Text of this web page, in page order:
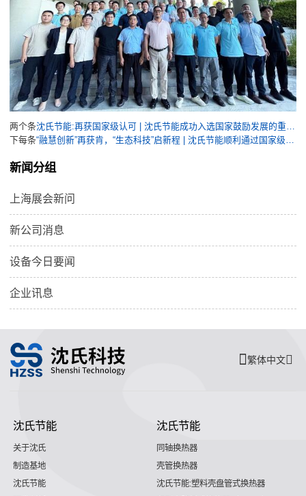
两个条
下每条
新闻分组
上海展会新问
新公司消息
设备今日要闻
企业讯息
繁体中文
沈氏节能
关于沈氏
制造基地
沈氏节能
沈氏节能
同轴换热器
壳管换热器
沈氏节能:塑料壳盘管式换热器